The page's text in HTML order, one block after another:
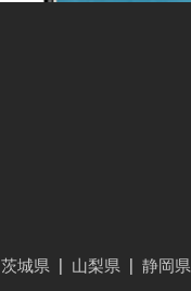
茨城県 山梨県 静岡県